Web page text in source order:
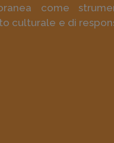
come
culturale e di